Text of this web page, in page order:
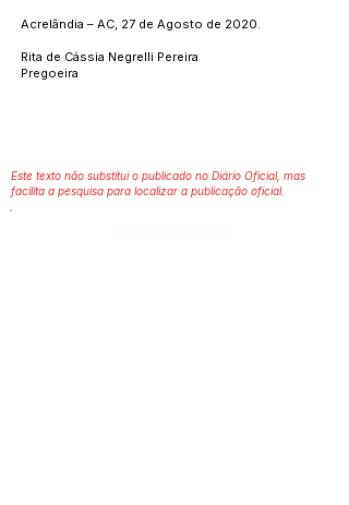
Acrelândia – AC, 27 de Agosto de 2020.
Rita de Cássia Negrelli Pereira
Pregoeira
Este texto não substitui o publicado no Diário Oficial, mas
facilita a pesquisa para localizar a publicação oficial.